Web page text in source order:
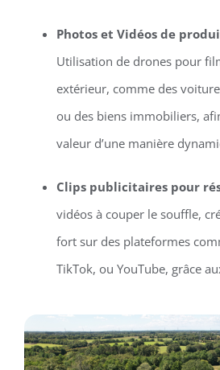
Photos et Vidéos de
Utilisation de drones pour
extérieur, comme des
ou des biens immobiliers,
valeur d’une manière
Clips publicitaires pour
vidéos à couper le souffle,
fort sur des plateformes
TikTok, ou YouTube, grâce